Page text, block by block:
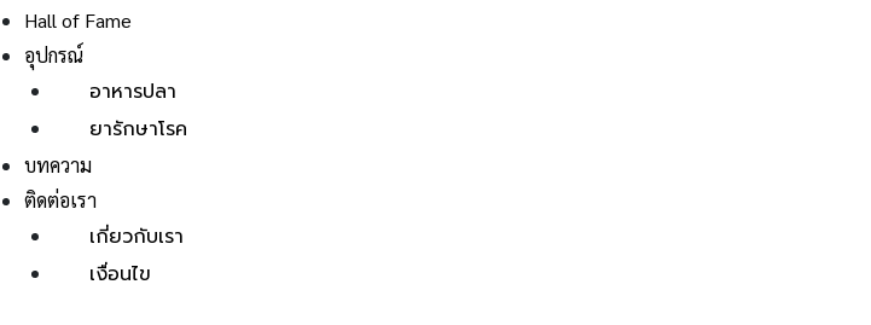
Hall of Fame
อุปกรณ์
อาหารปลา
ยารักษาโรค
บทความ
ติดต่อเรา
เกี่ยวกับเรา
เงื่อนไข